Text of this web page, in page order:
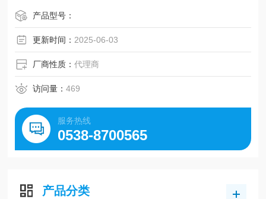
产品型号：
更新时间： 2025-06-03
厂商性质：代理商
访问量：469
服务热线
0538-8700565
产品分类